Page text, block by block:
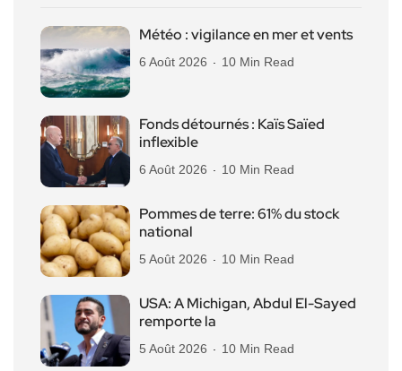
Météo : vigilance en mer et vents
6 Août 2026 10 Min Read
Fonds détournés : Kaïs Saïed
inflexible
6 Août 2026 10 Min Read
Pommes de terre: 61% du stock
national
5 Août 2026 10 Min Read
USA: A Michigan, Abdul El-Sayed
remporte la
5 Août 2026 10 Min Read